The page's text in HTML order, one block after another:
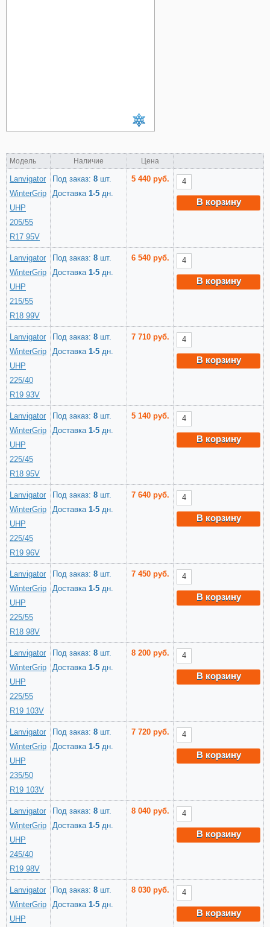
Модель Наличие Цена
Lanvigator
WinterGrip
UHP
205/55
R17 95V
Под заказ: 8 шт.
Доставка 1-5 дн.
5 440 руб.
В корзину
Lanvigator
WinterGrip
UHP
215/55
R18 99V
Под заказ: 8 шт.
Доставка 1-5 дн.
6 540 руб.
В корзину
Lanvigator
WinterGrip
UHP
225/40
R19 93V
Под заказ: 8 шт.
Доставка 1-5 дн.
7 710 руб.
В корзину
Lanvigator
WinterGrip
UHP
225/45
R18 95V
Под заказ: 8 шт.
Доставка 1-5 дн.
5 140 руб.
В корзину
Lanvigator
WinterGrip
UHP
225/45
R19 96V
Под заказ: 8 шт.
Доставка 1-5 дн.
7 640 руб.
В корзину
Lanvigator
WinterGrip
UHP
225/55
R18 98V
Под заказ: 8 шт.
Доставка 1-5 дн.
7 450 руб.
В корзину
Lanvigator
WinterGrip
UHP
225/55
R19 103V
Под заказ: 8 шт.
Доставка 1-5 дн.
8 200 руб.
В корзину
Lanvigator
WinterGrip
UHP
235/50
R19 103V
Под заказ: 8 шт.
Доставка 1-5 дн.
7 720 руб.
В корзину
Lanvigator
WinterGrip
UHP
245/40
R19 98V
Под заказ: 8 шт.
Доставка 1-5 дн.
8 040 руб.
В корзину
Lanvigator
WinterGrip
UHP
Под заказ: 8 шт.
Доставка 1-5 дн.
8 030 руб.
В корзину